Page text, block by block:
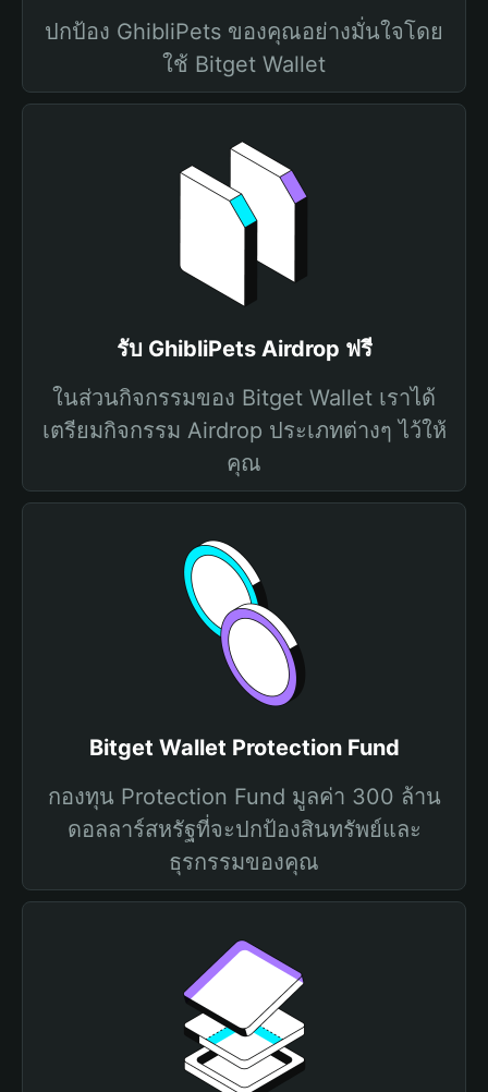
ปกป้อง GhibliPets ของคุณอย่างมั่นใจโดย
ใช้ Bitget Wallet
รับ GhibliPets Airdrop ฟรี
ในส่วนกิจกรรมของ Bitget Wallet เราได้
เตรียมกิจกรรม Airdrop ประเภทต่างๆ ไว้ให้
คุณ
Bitget Wallet Protection Fund
กองทุน Protection Fund มูลค่า 300 ล้าน
ดอลลาร์สหรัฐที่จะปกป้องสินทรัพย์และ
ธุรกรรมของคุณ